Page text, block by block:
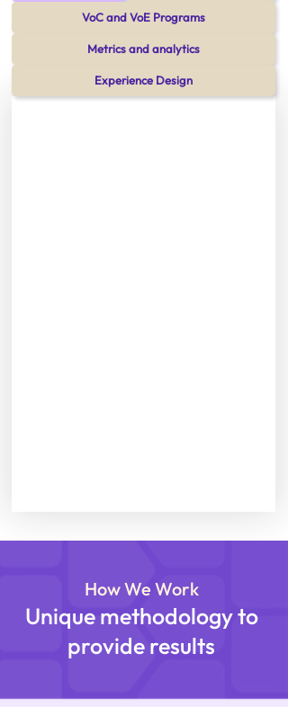
VoC and VoE Programs
Metrics and analytics
Experience Design
How We Work
Unique methodology to
provide results